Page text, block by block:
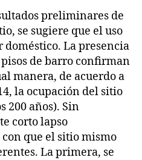
preliminares de
se sugiere que el uso
doméstico. La presencia
de barro confirman
manera, de acuerdo a
la ocupación del sitio
200 años). Sin
corto lapso
que el sitio mismo
La primera, se